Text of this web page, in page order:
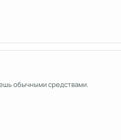
обычными средствами.